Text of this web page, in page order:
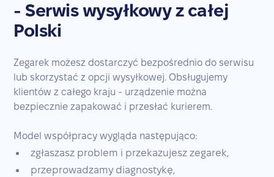
- Serwis wysyłkowy z całej
Polski
Zegarek możesz dostarczyć bezpośrednio do serwisu
lub skorzystać z opcji wysyłkowej. Obsługujemy
klientów z całego kraju - urządzenie można
bezpiecznie zapakować i przesłać kurierem.
Model współpracy wygląda następująco:
zgłaszasz problem i przekazujesz zegarek,
przeprowadzamy diagnostykę,